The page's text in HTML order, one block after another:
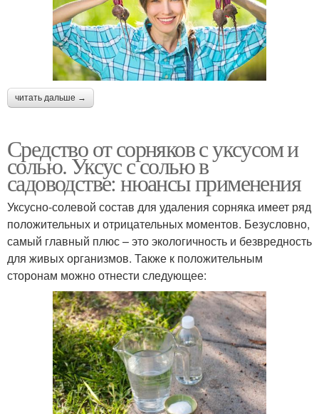
читать дальше →
Средство от сорняков с уксусом и
солью. Уксус с солью в
садоводстве: нюансы применения
Уксусно-солевой состав для удаления сорняка имеет ряд
положительных и отрицательных моментов. Безусловно,
самый главный плюс – это экологичность и безвредность
для живых организмов. Также к положительным
сторонам можно отнести следующее: